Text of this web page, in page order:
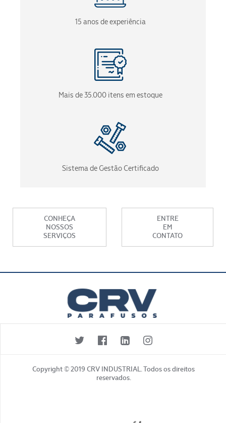
15 anos de experiência
Mais de 35.000 itens em estoque
Sistema de Gestão Certificado
CONHEÇA
NOSSOS
SERVIÇOS
ENTRE
EM
CONTATO
Copyright © 2019 CRV INDUSTRIAL. Todos os direitos
reservados.